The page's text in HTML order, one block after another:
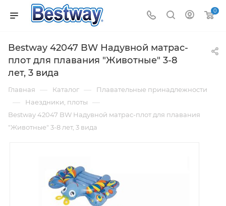
0
Bestway 42047 BW Надувной матрас-
плот для плавания "Животные" 3-8
лет, 3 вида
Главная — Каталог — Плавательные принадлежности
— Наездники, плоты —
Bestway 42047 BW Надувной матрас-плот для плавания
"Животные" 3-8 лет, 3 вида